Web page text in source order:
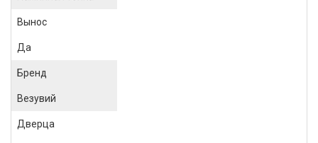
Вынос
Да
Бренд
Везувий
Дверца